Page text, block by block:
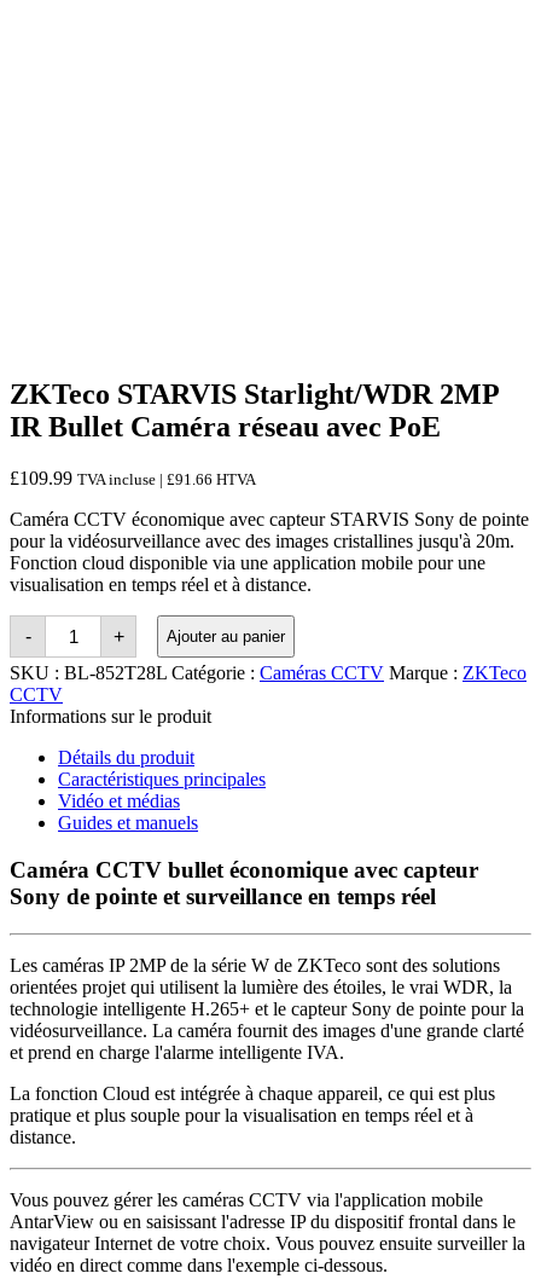
ZKTeco STARVIS Starlight/WDR 2MP
IR Bullet Caméra réseau avec PoE
£109.99 TVA incluse | £91.66 HTVA
Caméra CCTV économique avec capteur STARVIS Sony de pointe
pour la vidéosurveillance avec des images cristallines jusqu'à 20m.
Fonction cloud disponible via une application mobile pour une
visualisation en temps réel et à distance.
-
Quantité
ZKTeco
STARVIS
Starlight/WDR
2MP
IR
Network
Camera
with
PoE
+ Ajouter au panier
SKU : BL-852T28L Catégorie : Caméras CCTV Marque : ZKTeco
CCTV
Informations sur le produit
Détails du produit
Caractéristiques principales
Vidéo et médias
Guides et manuels
Caméra CCTV bullet économique avec capteur
Sony de pointe et surveillance en temps réel
Les caméras IP 2MP de la série W de ZKTeco sont des solutions
orientées projet qui utilisent la lumière des étoiles, le vrai WDR, la
technologie intelligente H.265+ et le capteur Sony de pointe pour la
vidéosurveillance. La caméra fournit des images d'une grande clarté
et prend en charge l'alarme intelligente IVA.
La fonction Cloud est intégrée à chaque appareil, ce qui est plus
pratique et plus souple pour la visualisation en temps réel et à
distance.
Vous pouvez gérer les caméras CCTV via l'application mobile
AntarView ou en saisissant l'adresse IP du dispositif frontal dans le
navigateur Internet de votre choix. Vous pouvez ensuite surveiller la
vidéo en direct comme dans l'exemple ci-dessous.